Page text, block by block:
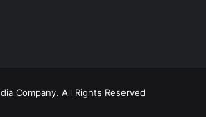
Company. All Rights Reserved